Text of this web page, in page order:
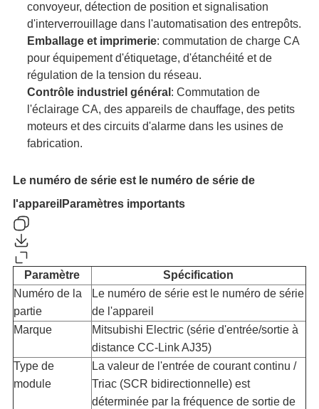
convoyeur, détection de position et signalisation
d'interverrouillage dans l'automatisation des entrepôts.
Emballage et imprimerie: commutation de charge CA
pour équipement d'étiquetage, d'étanchéité et de
régulation de la tension du réseau.
Contrôle industriel général : Commutation de
l'éclairage CA, des appareils de chauffage, des petits
moteurs et des circuits d'alarme dans les usines de
fabrication.
Le numéro de série est le numéro de série de
l'appareil Paramètres importants
Paramètre
Spécification
Numéro de la
partie
Le numéro de série est le numéro de série
de l'appareil
Marque
Mitsubishi Electric (série d'entrée/sortie à
distance CC-Link AJ35)
Type de
module
La valeur de l'entrée de courant continu /
Triac (SCR bidirectionnelle) est
déterminée par la fréquence de sortie de